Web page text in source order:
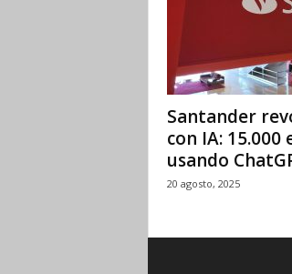
Santander
con IA: 15.000
usando
20 agosto, 2025